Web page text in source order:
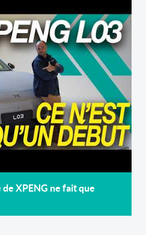
XPENG ne fait que